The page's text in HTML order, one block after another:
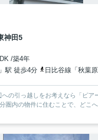
神田5
/築4年
駅 徒歩4分
日比谷線「秋葉
の引っ越しをお考えなら「ピア
圏内の物件に住むことで、どこ